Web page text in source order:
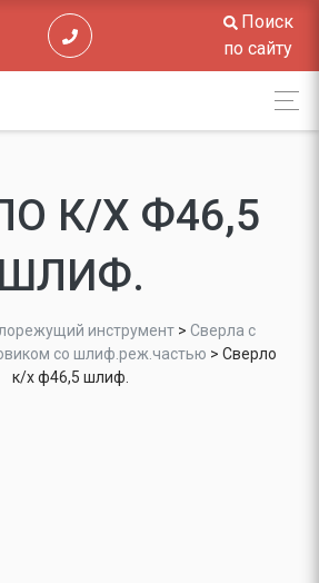
Поиск
по сайту
К/Х Ф46,5
ШЛИФ.
инструмент > Сверла с
со шлиф.реж.частью > Сверло
к/х ф46,5 шлиф.